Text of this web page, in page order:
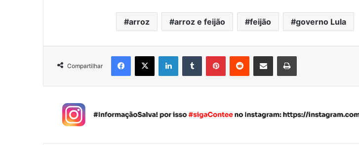
arroz arroz e feijão feijão governo Lula
Compartilhar